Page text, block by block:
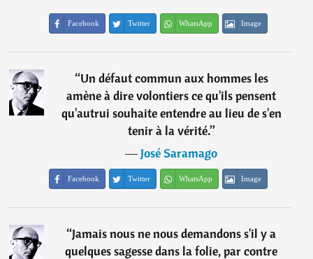
Facebook Twitter WhatsApp Image
“Un défaut commun aux hommes les
amène à dire volontiers ce qu'ils pensent
qu'autrui souhaite entendre au lieu de s'en
tenir à la vérité.”
―José Saramago
Facebook Twitter WhatsApp Image
“Jamais nous ne nous demandons s'il y a
quelques sagesse dans la folie, par contre